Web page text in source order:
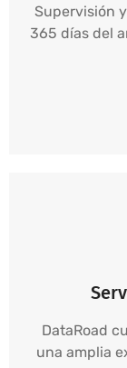
Supervisión
365 días del
DataRoad
una amplia